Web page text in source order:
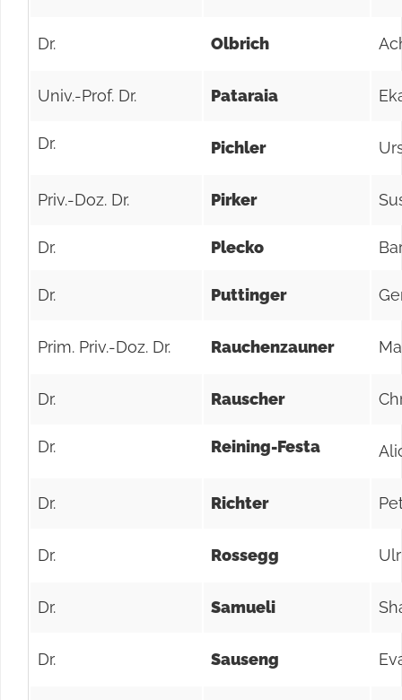
Dr. Olbrich
Univ.-Prof. Dr. Pataraia
Dr. Pichler
Priv.-Doz. Dr. Pirker
Dr. Plecko
Dr. Puttinger
Prim. Priv.-Doz. Dr. Rauchenzauner
Dr. Rauscher
Dr. Reining-Festa
Dr. Richter
Dr. Rossegg
Dr. Samueli
Dr. Sauseng